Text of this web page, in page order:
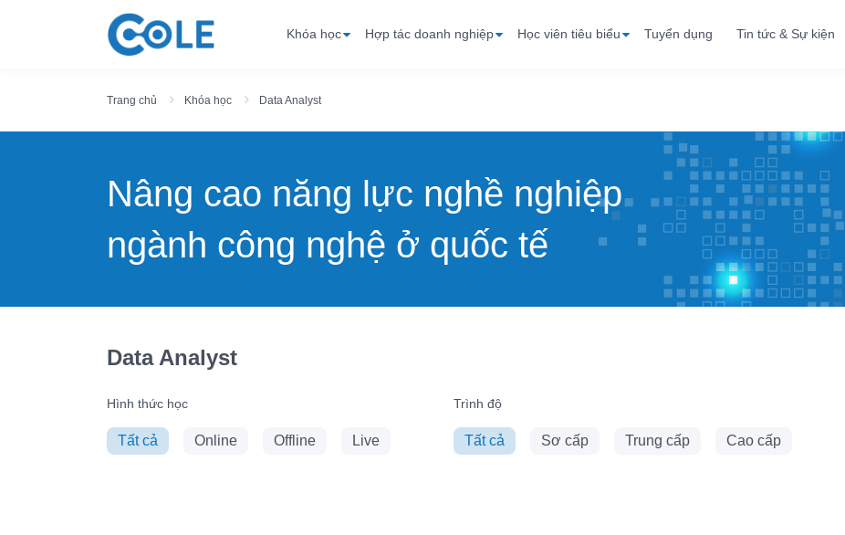
Khóa học Hợp tác doanh nghiệp Học viên tiêu biểu Tuyển dụng Tin tức & Sự kiện
Trang chủ Khóa học Data Analyst
Nâng cao năng lực nghề nghiệp
ngành công nghệ ở quốc tế
Data Analyst
Hình thức học
Tất cả Online Offline Live
Trình độ
Tất cả Sơ cấp Trung cấp Cao cấp